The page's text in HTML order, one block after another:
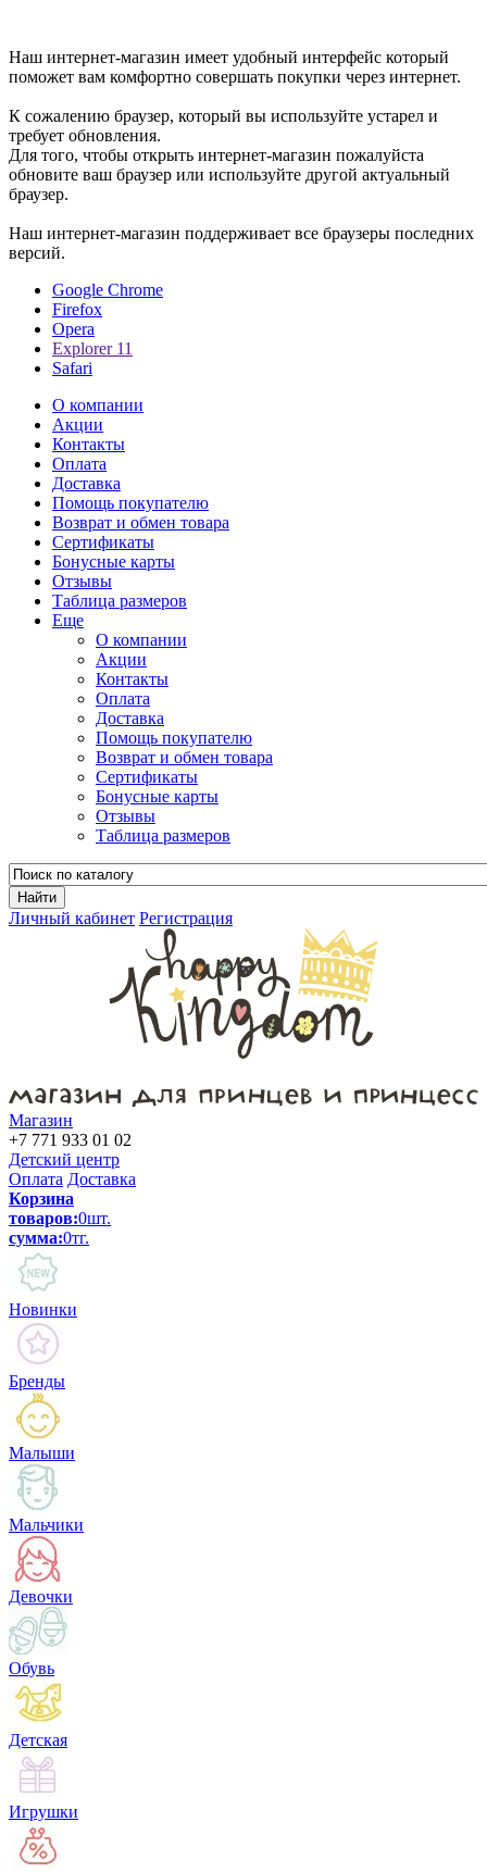
Наш интернет-магазин имеет удобный интерфейс который
поможет вам комфортно совершать покупки через интернет.
К сожалению браузер, который вы используйте устарел и
требует обновления.
Для того, чтобы открыть интернет-магазин пожалуйста
обновите ваш браузер или используйте другой актуальный
браузер.
Наш интернет-магазин поддерживает все браузеры последних
версий.
Google Chrome
Firefox
Opera
Explorer 11
Safari
О компании
Акции
Контакты
Оплата
Доставка
Помощь покупателю
Возврат и обмен товара
Сертификаты
Бонусные карты
Отзывы
Таблица размеров
Еще
О компании
Акции
Контакты
Оплата
Доставка
Помощь покупателю
Возврат и обмен товара
Сертификаты
Бонусные карты
Отзывы
Таблица размеров
Личный кабинет Регистрация
Магазин
+7 771 933 01 02
Детский центр
Оплата Доставка
Корзина
товаров:0шт.
сумма:0тг.
Новинки
Бренды
Малыши
Мальчики
Девочки
Обувь
Детская
Игрушки